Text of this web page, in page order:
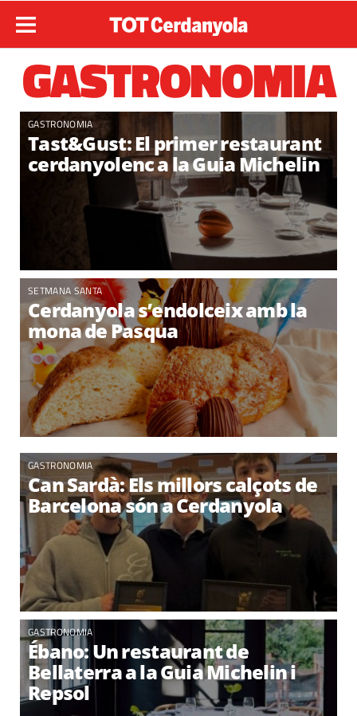
GASTRONOMIA
GASTRONOMIA
Tast&Gust: El primer restaurant
cerdanyolenc a la Guia Michelin
SETMANA SANTA
Cerdanyola s’endolceix amb la
mona de Pasqua
GASTRONOMIA
Can Sardà: Els millors calçots de
Barcelona són a Cerdanyola
GASTRONOMIA
Ébano: Un restaurant de
Bellaterra a la Guia Michelin i
Repsol